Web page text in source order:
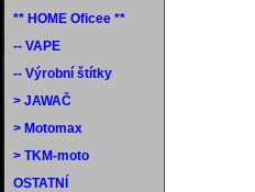
** HOME Oficee **
-- VAPE
-- Výrobní štítky
> JAWAČ
> Motomax
> TKM-moto
OSTATNÍ